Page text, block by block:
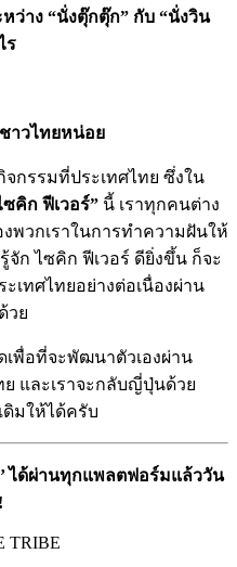
ว่าง “นั่งตุ๊กตุ๊ก” กับ “นั่งวิน
ร
าวไทยหน่อย
จกรรมที่ประเทศไทย ซึ่งใน
ซคิก ฟีเวอร์” นี้ เราทุกคนต่าง
พวกเราในการทำความฝันให้
จัก ไซคิก ฟีเวอร์ ดียิ่งขึ้น ก็จะ
เทศไทยอย่างต่อเนื่องผ่าน
วย
เพื่อที่จะพัฒนาตัวเองผ่าน
และเราจะกลับญี่ปุ่นด้วย
มให้ได้ครับ
ได้ผ่านทุกแพลตฟอร์มแล้ววัน